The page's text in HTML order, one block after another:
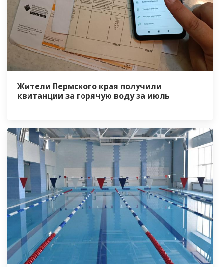
Жители Пермского края получили
квитанции за горячую воду за июль